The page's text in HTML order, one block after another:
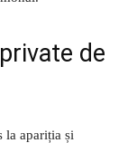
de
la apariția și